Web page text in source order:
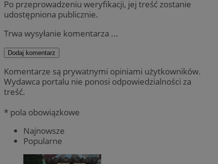
Po przeprowadzeniu weryfikacji, jej treść zostanie
udostępniona publicznie.
Trwa wysyłanie komentarza ...
Dodaj komentarz
Komentarze są prywatnymi opiniami użytkowników.
Wydawca portalu nie ponosi odpowiedzialności za
treść.
* pola obowiązkowe
Najnowsze
Popularne